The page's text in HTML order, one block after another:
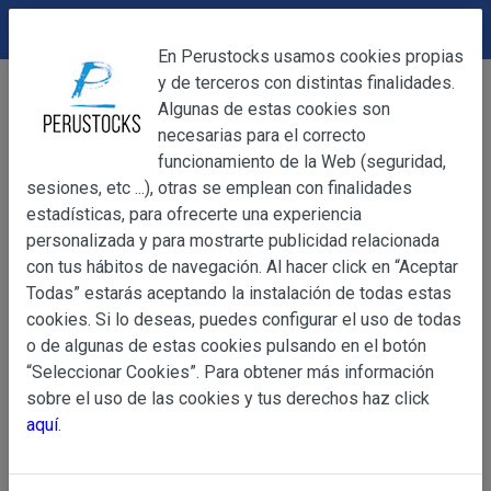
Productos Frescos
Ajíes y otros vegetales frescos
Aji amarillo fresco 200g (REFRIGERADO)
OBJETO
Información
Básica
sobre
de Datos
OBJETO
Las presentes Condiciones Generales regulan la
web www.perustocks.es, del que es titular ALBERT
YACARINE (en adelante, PERUSTOCKS).
La adquisición de cualesquiera de los productos
DEVOLUCIONES
En Perustocks usamos cookies propias
y de terceros con distintas finalidades.
Algunas de estas cookies son
necesarias para el correcto
funcionamiento de la Web (seguridad,
sesiones, etc ...), otras se emplean con finalidades
estadísticas, para ofrecerte una experiencia
personalizada y para mostrarte publicidad relacionada
con tus hábitos de navegación. Al hacer click en “Aceptar
Todas” estarás aceptando la instalación de todas estas
cookies. Si lo deseas, puedes configurar el uso de todas
o de algunas de estas cookies pulsando en el botón
“Seleccionar Cookies”. Para obtener más información
sobre el uso de las cookies y tus derechos haz click
aquí.